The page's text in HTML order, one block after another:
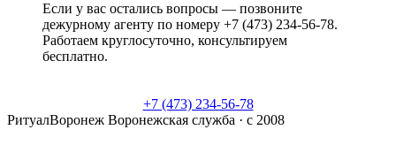
Если у вас остались вопросы — позвоните
дежурному агенту по номеру +7 (473) 234-56-78.
Работаем круглосуточно, консультируем
бесплатно.
+7 (473) 234-56-78
РитуалВоронеж Воронежская служба · с 2008